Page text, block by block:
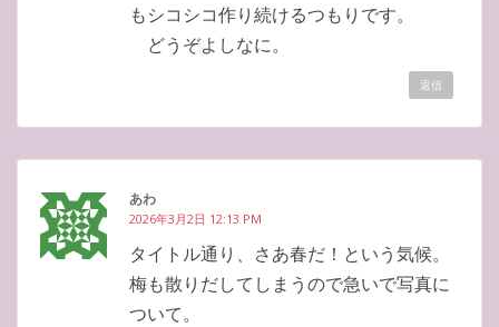
もシコシコ作り続けるつもりです。
どうぞよしなに。
返信
あわ
2026年3月2日 12:13 PM
タイトル通り、さあ春だ！という気候。
梅も散りだしてしまうので急いで写真に
ついて。